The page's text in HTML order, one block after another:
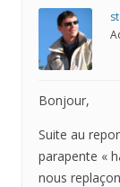
Bonjour,
Suite au
parapente «
nous